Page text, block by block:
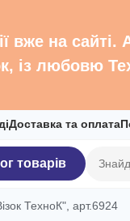
вже на
із любовю
Доставка та оплата
товарів
ТехноК", арт.6924